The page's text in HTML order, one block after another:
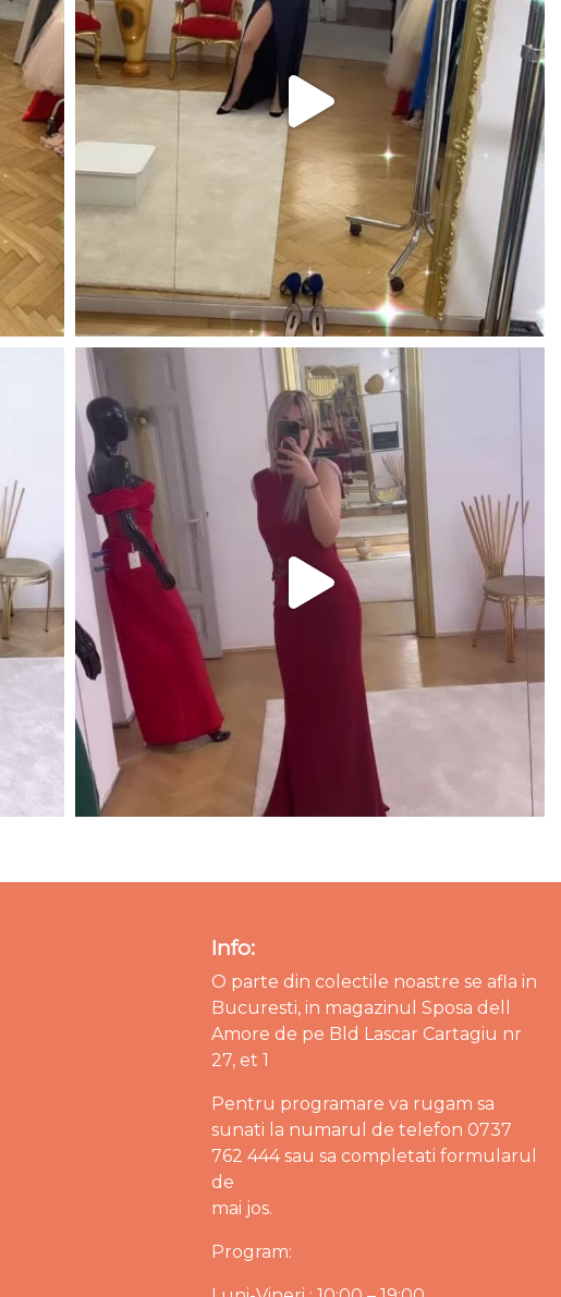
Info:
O parte din colectile noastre se afla in
Bucuresti, in magazinul Sposa dell
Amore de pe Bld Lascar Cartagiu nr
27, et 1
Pentru programare va rugam sa
sunati la numarul de telefon 0737
762 444 sau sa completati formularul
de
mai jos.
Program: